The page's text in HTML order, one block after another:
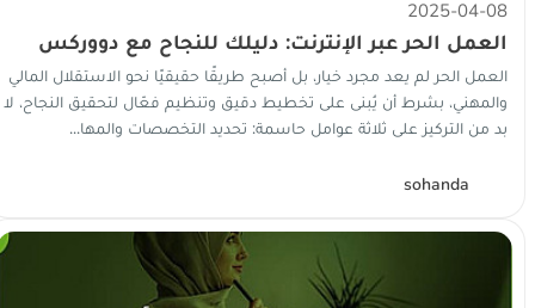
2025-04-08
العمل الحر عبر الإنترنت: دليلك للنجاح مع دووركس
العمل الحر لم يعد مجرد خيار، بل أصبح طريقًا حقيقيًا نحو الاستقلال المالي
والمهني، بشرط أن يُبنى على تخطيط دقيق وتنظيم فعّال لتحقيق النجاح، لا
بد من التركيز على ثلاثة عوامل حاسمة: تحديد التخصصات والمها...
sohanda